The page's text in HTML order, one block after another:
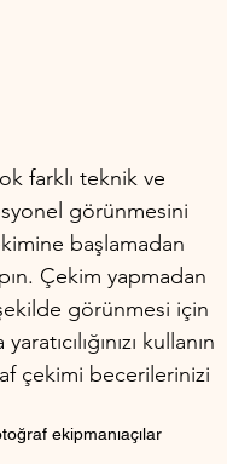
farklı teknik ve
görünmesini
başlamadan
Çekim yapmadan
görünmesi için
kullanın
çekimi becerilerinizi
ekipmanıaçılar